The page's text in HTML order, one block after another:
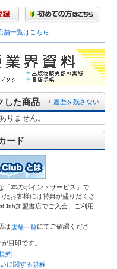
舗一覧はこちら
履歴を残さない
した商品
りません。
ード
「本のポイントサービス」で
たお客様には特典が盛りだくさ
加盟書店でご入会、ご利用
は店舗一覧にてご確認くださ
目印です。
約
に関する規程